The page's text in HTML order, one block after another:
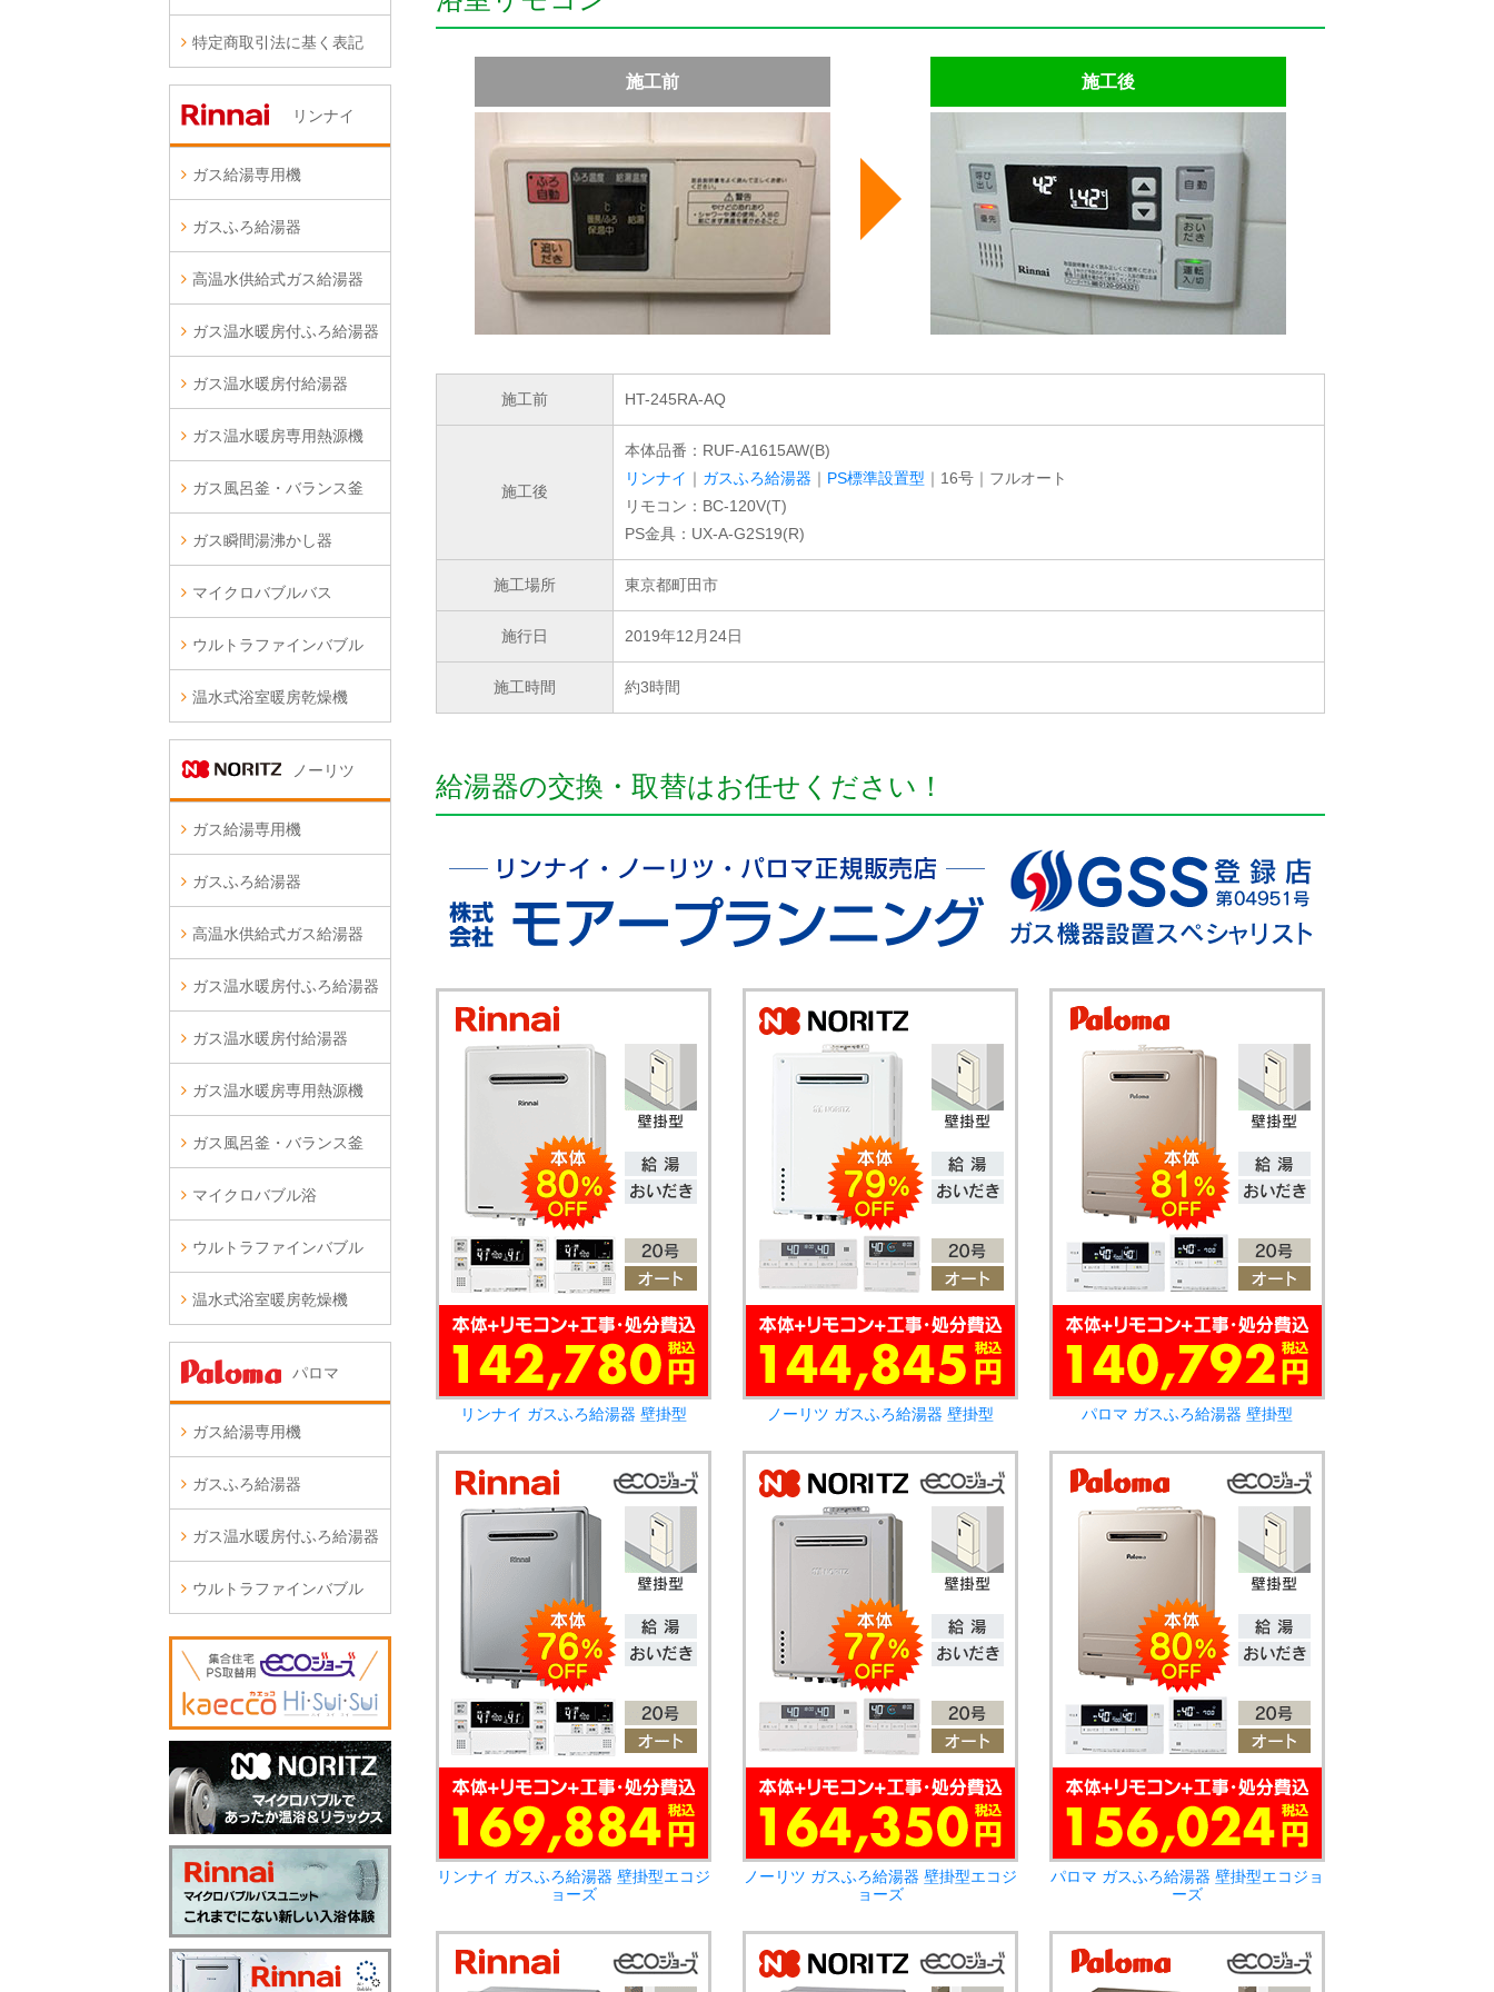
施工前 施工後
施工前 HT-245RA-AQ
施工後
本体品番：RUF-A1615AW(B)
リンナイ ｜ ガスふろ給湯器 ｜ PS標準設置型 ｜16号｜フルオート
リモコン：BC-120V(T)
PS金具：UX-A-G2S19(R)
施工場所 東京都町田市
施行日 2019年12月24日
施工時間 約3時間
給湯器の交換・取替はお任せください！
リンナイ ガスふろ給湯器 壁掛型 ノーリツ ガスふろ給湯器 壁掛型 パロマ ガスふろ給湯器 壁掛型
リンナイ ガスふろ給湯器 壁掛型エコジ
ョーズ
ノーリツ ガスふろ給湯器 壁掛型エコジ
ョーズ
パロマ ガスふろ給湯器 壁掛型エコジョ
ーズ
特定商取引法に基く表記
リンナイ
ガス給湯専用機
ガスふろ給湯器
高温水供給式ガス給湯器
ガス温水暖房付ふろ給湯器
ガス温水暖房付給湯器
ガス温水暖房専用熱源機
ガス風呂釜・バランス釜
ガス瞬間湯沸かし器
マイクロバブルバス
ウルトラファインバブル
温水式浴室暖房乾燥機
ノーリツ
ガス給湯専用機
ガスふろ給湯器
高温水供給式ガス給湯器
ガス温水暖房付ふろ給湯器
ガス温水暖房付給湯器
ガス温水暖房専用熱源機
ガス風呂釜・バランス釜
マイクロバブル浴
ウルトラファインバブル
温水式浴室暖房乾燥機
パロマ
ガス給湯専用機
ガスふろ給湯器
ガス温水暖房付ふろ給湯器
ウルトラファインバブル